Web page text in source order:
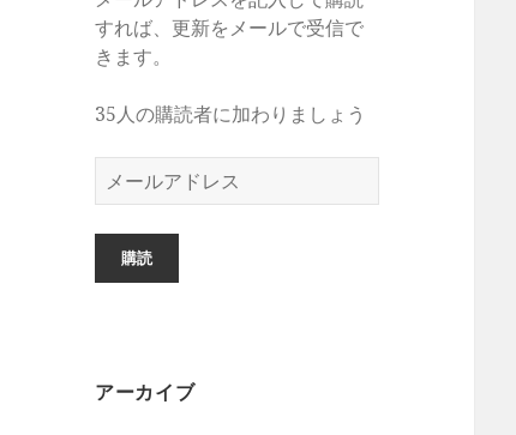
すれば、更新をメールで受信で
きます。
35人の購読者に加わりましょう
ー
ル
ド
購読
アーカイブ